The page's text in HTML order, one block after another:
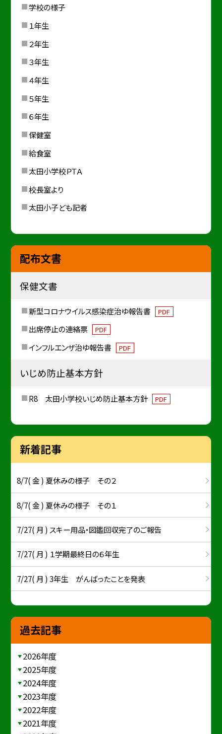
学校の様子
１年生
２年生
３年生
４年生
５年生
６年生
保健室
給食室
太田小学校ＰＴＡ
校長室より
太田小子ども記者
配布文書
保健文書
新型コロナウイルス感染症治ゆ報告書 PDF
出席停止の連絡票 PDF
インフルエンザ治ゆ報告書 PDF
いじめ防止基本方針
R8 太田小学校いじめ防止基本方針 PDF
新着記事
8/7( 金 ) 夏休みの様子 その２
8/7( 金 ) 夏休みの様子 その１
7/27( 月 ) スキー用品・図鑑回収完了のご報告
7/27( 月 ) １学期最終日の６年生
7/27( 月 ) 3年生 がんばったことを発表
過去記事
2026年度
2025年度
2024年度
2023年度
2022年度
2021年度